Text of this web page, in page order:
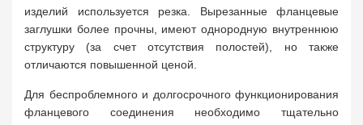
изделий используется резка. Вырезанные фланцевые
заглушки более прочны, имеют однородную внутреннюю
структуру (за счет отсутствия полостей), но также
отличаются повышенной ценой.
Для беспроблемного и долгосрочного функционирования
фланцевого соединения необходимо тщательно